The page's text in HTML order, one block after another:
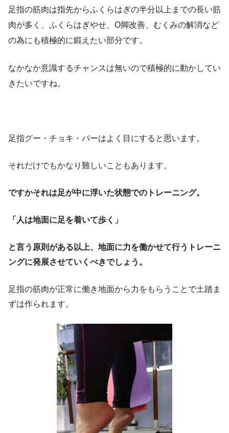
足指の筋肉は指先からふくらはぎの半分以上までの長い筋
肉が多く、ふくらはぎやせ、O脚改善、むくみの解消など
の為にも積極的に鍛えたい部分です。
なかなか意識するチャンスは無いので積極的に動かしてい
きたいですね。
足指グー・チョキ・パーはよく目にすると思います。
それだけでもかなり難しいこともあります。
ですかそれは足が中に浮いた状態でのトレーニング。
「人は地面に足を着いて歩く」
と言う原則がある以上、地面に力を働かせて行うトレーニ
ングに発展させていくべきでしょう。
足指の筋肉が正常に働き地面から力をもらうことで土踏ま
ずは作られます。